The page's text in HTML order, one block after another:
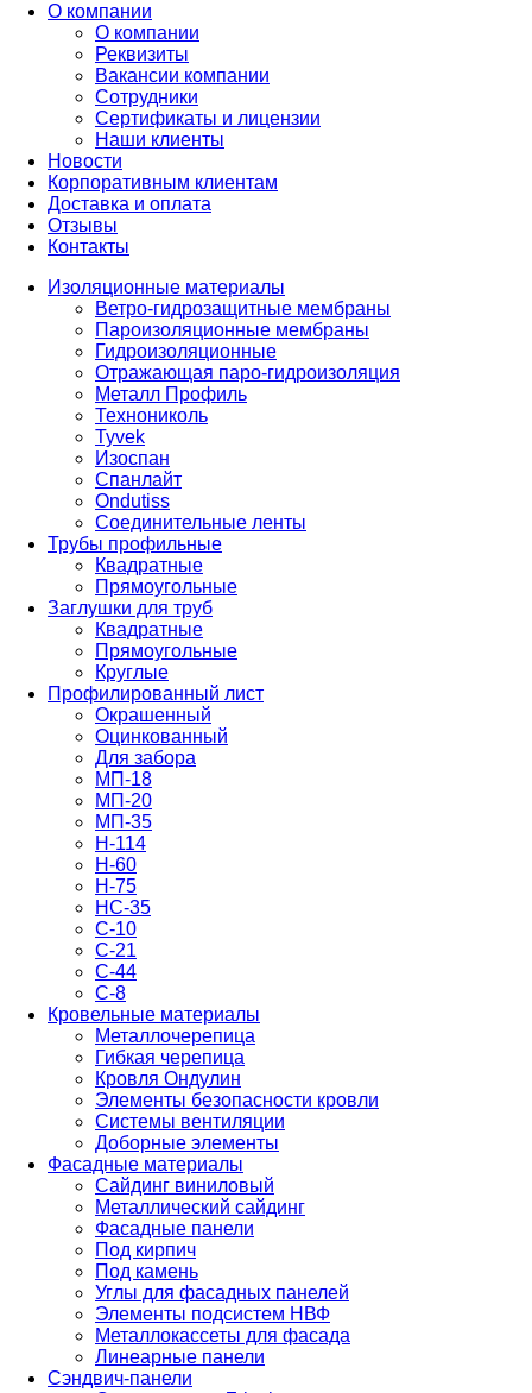
О компании
О компании
Реквизиты
Вакансии компании
Сотрудники
Сертификаты и лицензии
Наши клиенты
Новости
Корпоративным клиентам
Доставка и оплата
Отзывы
Контакты
Изоляционные материалы
Ветро-гидрозащитные мембраны
Пароизоляционные мембраны
Гидроизоляционные
Отражающая паро-гидроизоляция
Металл Профиль
Технониколь
Tyvek
Изоспан
Спанлайт
Ondutiss
Соединительные ленты
Трубы профильные
Квадратные
Прямоугольные
Заглушки для труб
Квадратные
Прямоугольные
Круглые
Профилированный лист
Окрашенный
Оцинкованный
Для забора
МП-18
МП-20
МП-35
Н-114
Н-60
Н-75
НС-35
С-10
С-21
С-44
С-8
Кровельные материалы
Металлочерепица
Гибкая черепица
Кровля Ондулин
Элементы безопасности кровли
Системы вентиляции
Доборные элементы
Фасадные материалы
Сайдинг виниловый
Металлический сайдинг
Фасадные панели
Под кирпич
Под камень
Углы для фасадных панелей
Элементы подсистем НВФ
Металлокассеты для фасада
Линеарные панели
Сэндвич-панели